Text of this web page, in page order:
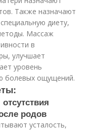
Также назначают
диету,
Массаж
в
улучшает
уровень
болевых ощущений.
родов
усталость,